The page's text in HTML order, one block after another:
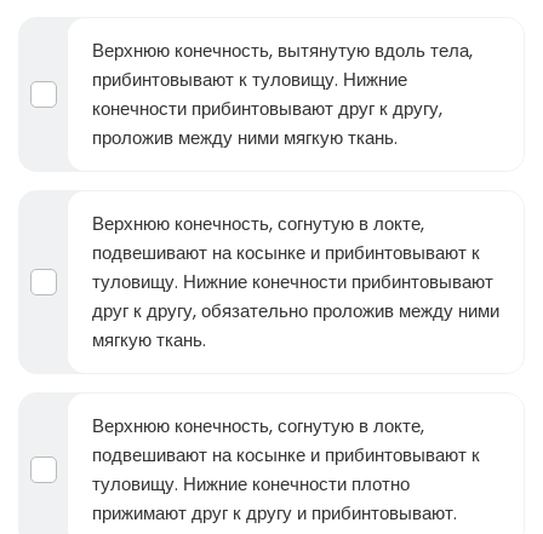
Верхнюю конечность, вытянутую вдоль тела,
прибинтовывают к туловищу. Нижние
конечности прибинтовывают друг к другу,
проложив между ними мягкую ткань.
Верхнюю конечность, согнутую в локте,
подвешивают на косынке и прибинтовывают к
туловищу. Нижние конечности прибинтовывают
друг к другу, обязательно проложив между ними
мягкую ткань.
Верхнюю конечность, согнутую в локте,
подвешивают на косынке и прибинтовывают к
туловищу. Нижние конечности плотно
прижимают друг к другу и прибинтовывают.